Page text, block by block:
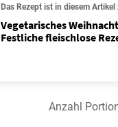
Das Rezept ist in diesem
Vegetarisches
Festliche fleischlose
Anzahl